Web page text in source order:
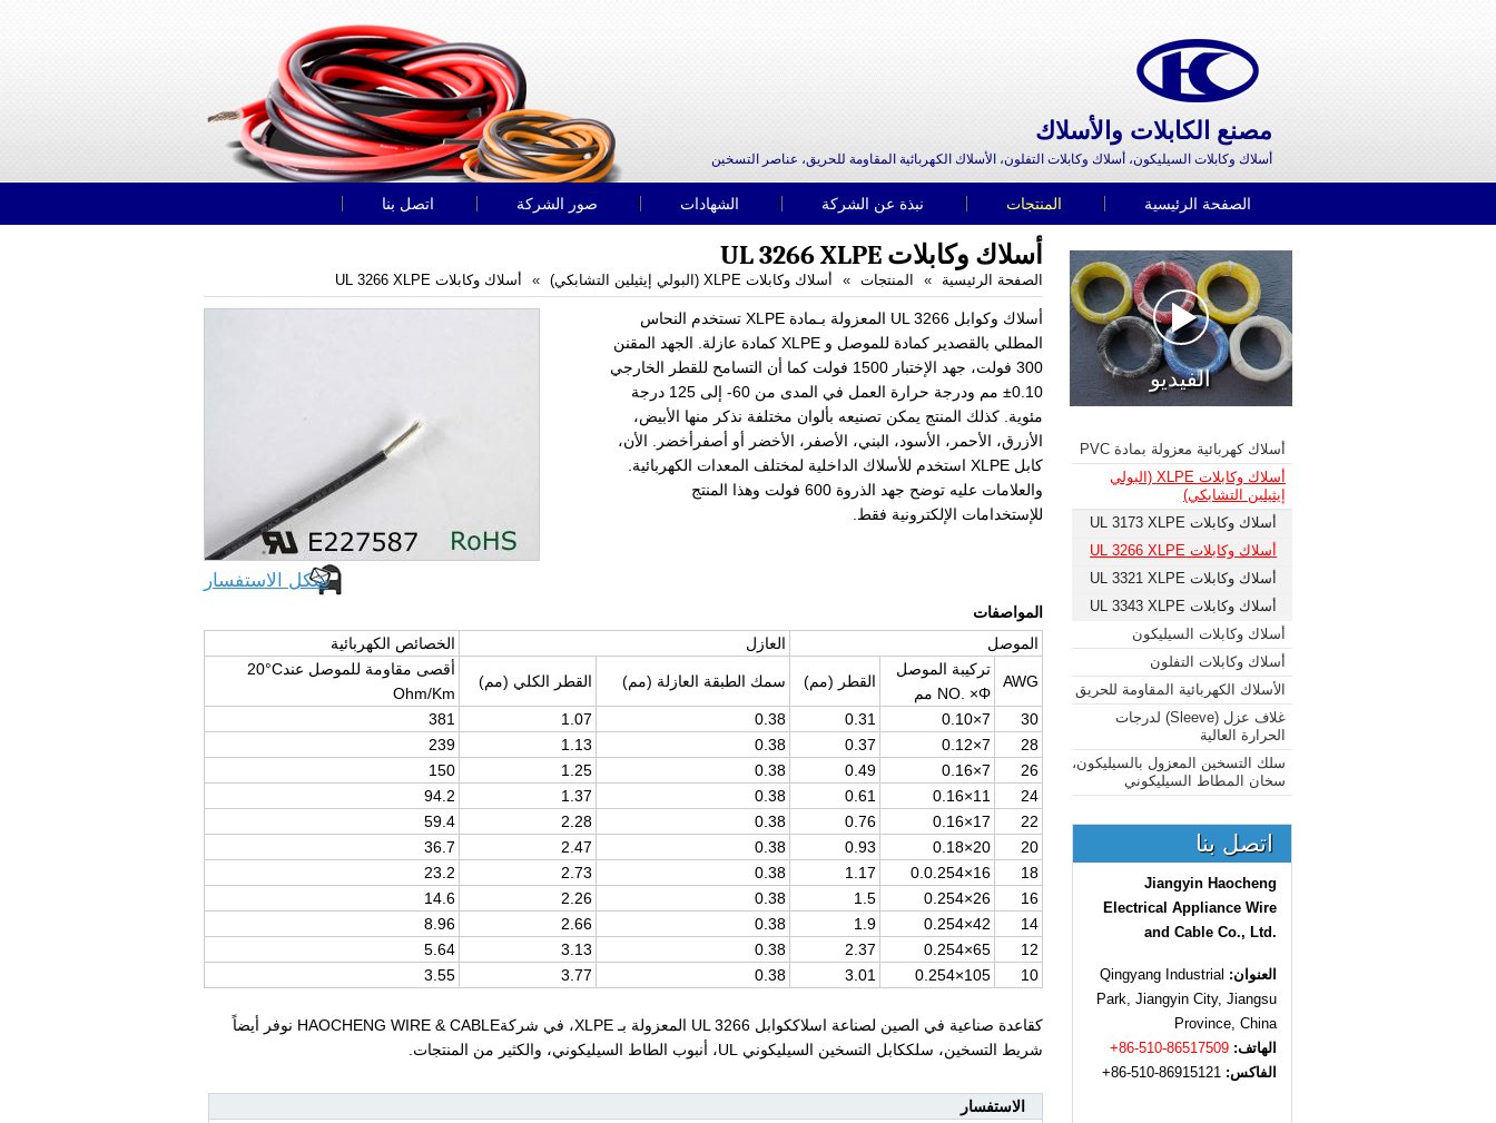
مصنع الكابلات والأسلاك
أسلاك وكابلات السيليكون، أسلاك وكابلات التفلون، الأسلاك الكهربائية المقاومة للحريق، عناصر التسخين
الصفحة الرئيسية المنتجات نبذة عن الشركة الشهادات صور الشركة اتصل بنا
الفيديو
أسلاك وكابلات UL 3266 XLPE
الصفحة الرئيسية المنتجات أسلاك وكابلات XLPE (البولي إيثيلين التشابكي) أسلاك وكابلات UL 3266 XLPE
شكل الاستفسار
أسلاك وكوابل UL 3266 المعزولة بـمادة XLPE تستخدم النحاس
المطلي بالقصدير كمادة للموصل و XLPE كمادة عازلة. الجهد المقنن
300 فولت، جهد الإختبار 1500 فولت كما أن التسامح للقطر الخارجي
±0.10مم ودرجة حرارة العمل في المدى من -60
إلى 125 درجة
مئوية. كذلك المنتج يمكن تصنيعه بألوان مختلفة نذكر منها الأبيض،
الأزرق، الأحمر، الأسود، البني، الأصفر، الأخضر أو أصفرأخضر. الأن،
كابل XLPE استخدم للأسلاك الداخلية لمختلف المعدات الكهربائية.
والعلامات عليه توضح جهد الذروة 600 فولت وهذا المنتج
للإستخدامات الإلكترونية فقط.
المواصفات
الموصل
العازل الخصائص الكهربائية
AWG
تركيبة الموصل
NO. ×Φ مم
القطر (مم) سمك الطبقة العازلة (مم) القطر الكلي (مم)
أقصى مقاومة للموصل عند20°C
Ohm/Km
30
7×0.10
0.31
0.38
1.07
381
28
7×0.12
0.37
0.38
1.13
239
26
7×0.16
0.49
0.38
1.25
150
24
11×0.16
0.61
0.38
1.37
94.2
22
17×0.16
0.76
0.38
2.28
59.4
20
20×0.18
0.93
0.38
2.47
36.7
18
16×0.0.254
1.17
0.38
2.73
23.2
16
26×0.254
1.5
0.38
2.26
14.6
14
42×0.254
1.9
0.38
2.66
8.96
12
65×0.254
2.37
0.38
3.13
5.64
10
105×0.254
3.01
0.38
3.77
3.55
كقاعدة صناعية في الصين لصناعة اسلاككوابل UL 3266 المعزولة بـ XLPE، في شركةHAOCHENG WIRE & CABLE نوفر أيضاً
شريط التسخين، سلككابل التسخين السيليكوني UL، أنبوب الطاط السيليكوني، والكثير من المنتجات.
الاستفسار
أسلاك كهربائية معزولة بمادة PVC
أسلاك وكابلات XLPE (البولي
إيثيلين التشابكي)
أسلاك وكابلات UL 3173 XLPE
أسلاك وكابلات UL 3266 XLPE
أسلاك وكابلات UL 3321 XLPE
أسلاك وكابلات UL 3343 XLPE
أسلاك وكابلات السيليكون
أسلاك وكابلات التفلون
الأسلاك الكهربائية المقاومة للحريق
غلاف عزل (Sleeve) لدرجات
الحرارة العالية
سلك التسخين المعزول بالسيليكون،
سخان المطاط السيليكوني
اتصل بنا
Jiangyin Haocheng
Electrical Appliance Wire
and Cable Co., Ltd.
العنوان: Qingyang Industrial
Park, Jiangyin City, Jiangsu
Province, China
الهاتف: +86-510-86517509
الفاكس: +86-510-86915121